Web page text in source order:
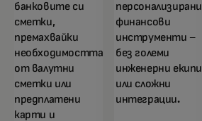
банковите си
сметки,
премахвайки
необходимостта
от валутни
сметки или
предплатени
карти и
персонализирани
финансови
инструменти –
без големи
инженерни екипи
или сложни
интеграции.